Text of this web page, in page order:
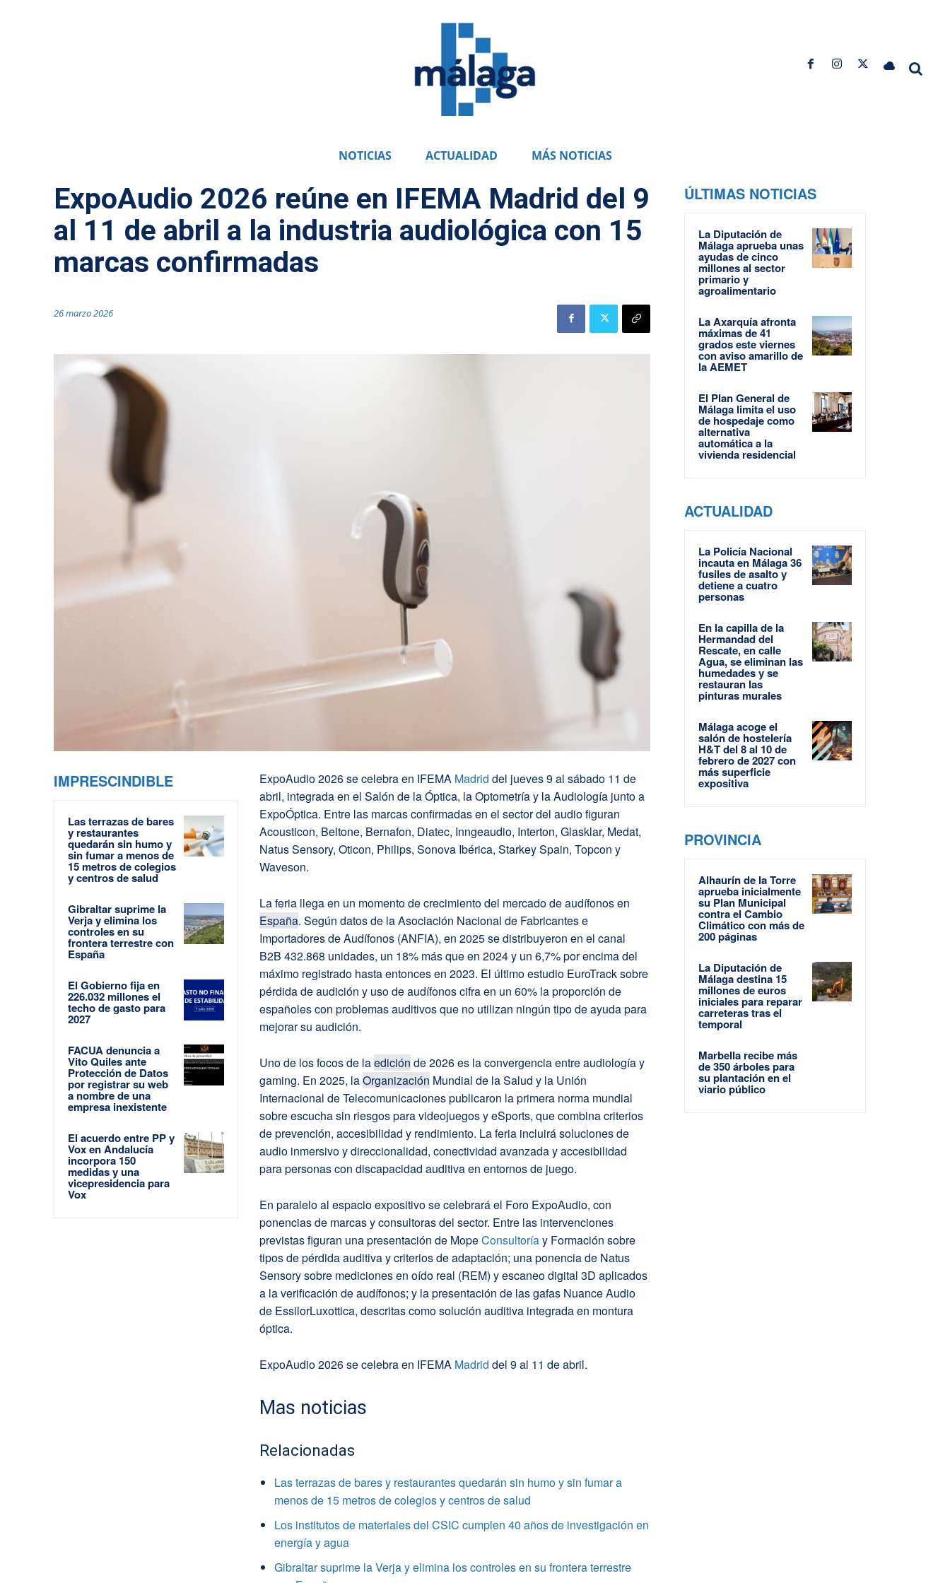
NOTICIAS ACTUALIDAD MÁS NOTICIAS
ExpoAudio 2026 reúne en IFEMA Madrid del 9
al 11 de abril a la industria audiológica con 15
marcas confirmadas
26 marzo 2026
IMPRESCINDIBLE
Las terrazas de bares
y restaurantes
quedarán sin humo y
sin fumar a menos de
15 metros de colegios
y centros de salud
Gibraltar suprime la
Verja y elimina los
controles en su
frontera terrestre con
España
El Gobierno fija en
226.032 millones el
techo de gasto para
2027
FACUA denuncia a
Vito Quiles ante
Protección de Datos
por registrar su web
a nombre de una
empresa inexistente
El acuerdo entre PP y
Vox en Andalucía
incorpora 150
medidas y una
vicepresidencia para
Vox
ExpoAudio 2026 se celebra en IFEMA Madrid del jueves 9 al sábado 11 de
abril, integrada en el Salón de la Óptica, la Optometría y la Audiología junto a
ExpoÓptica. Entre las marcas confirmadas en el sector del audio figuran
Acousticon, Beltone, Bernafon, Diatec, Inngeaudio, Interton, Glasklar, Medat,
Natus Sensory, Oticon, Philips, Sonova Ibérica, Starkey Spain, Topcon y
Waveson.
La feria llega en un momento de crecimiento del mercado de audífonos en
España. Según datos de la Asociación Nacional de Fabricantes e
Importadores de Audífonos (ANFIA), en 2025 se distribuyeron en el canal
B2B 432.868 unidades, un 18% más que en 2024 y un 6,7% por encima del
máximo registrado hasta entonces en 2023. El último estudio EuroTrack sobre
pérdida de audición y uso de audífonos cifra en un 60% la proporción de
españoles con problemas auditivos que no utilizan ningún tipo de ayuda para
mejorar su audición.
Uno de los focos de laedición de 2026 es la convergencia entre audiología y
gaming. En 2025, laOrganización Mundial de la Salud y la Unión
Internacional de Telecomunicaciones publicaron la primera norma mundial
sobre escucha sin riesgos para videojuegos y eSports, que combina criterios
de prevención, accesibilidad y rendimiento. La feria incluirá soluciones de
audio inmersivo y direccionalidad, conectividad avanzada y accesibilidad
para personas con discapacidad auditiva en entornos de juego.
En paralelo al espacio expositivo se celebrará el Foro ExpoAudio, con
ponencias de marcas y consultoras del sector. Entre las intervenciones
previstas figuran una presentación de MopeConsultoríay Formación sobre
tipos de pérdida auditiva y criterios de adaptación; una ponencia de Natus
Sensory sobre mediciones en oído real (REM) y escaneo digital 3D aplicados
a la verificación de audífonos; y la presentación de las gafas Nuance Audio
de EssilorLuxottica, descritas como solución auditiva integrada en montura
óptica.
ExpoAudio 2026 se celebra en IFEMA Madrid del 9 al 11 de abril.
Mas noticias
Relacionadas
Las terrazas de bares y restaurantes quedarán sin humo y sin fumar a
menos de 15 metros de colegios y centros de salud
Los institutos de materiales del CSIC cumplen 40 años de investigación en
energía y agua
Gibraltar suprime la Verja y elimina los controles en su frontera terrestre
ÚLTIMAS NOTICIAS
La Diputación de
Málaga aprueba unas
ayudas de cinco
millones al sector
primario y
agroalimentario
La Axarquía afronta
máximas de 41
grados este viernes
con aviso amarillo de
la AEMET
El Plan General de
Málaga limita el uso
de hospedaje como
alternativa
automática a la
vivienda residencial
ACTUALIDAD
La Policía Nacional
incauta en Málaga 36
fusiles de asalto y
detiene a cuatro
personas
En la capilla de la
Hermandad del
Rescate, en calle
Agua, se eliminan las
humedades y se
restauran las
pinturas murales
Málaga acoge el
salón de hostelería
H&T del 8 al 10 de
febrero de 2027 con
más superficie
expositiva
PROVINCIA
Alhaurín de la Torre
aprueba inicialmente
su Plan Municipal
contra el Cambio
Climático con más de
200 páginas
La Diputación de
Málaga destina 15
millones de euros
iniciales para reparar
carreteras tras el
temporal
Marbella recibe más
de 350 árboles para
su plantación en el
viario público